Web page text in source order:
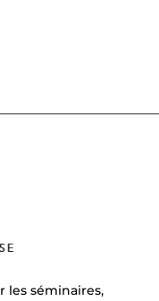
les séminaires,